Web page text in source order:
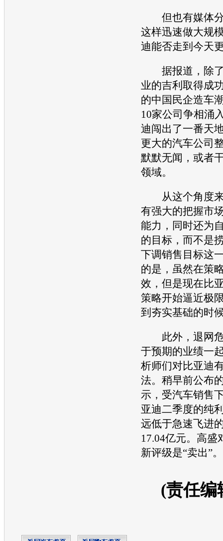
但也有媒体分
这样迅速做大规
迪能否走到今天
据报道，除了
业的吉利 取得成
的中国民企造车
10家公司争相涌
迪闯出了一番天
更大的汽车公司
默默无闻，或者
领域。
从这个角度
有强大的把握市
能力，同时还为
的目标，而不是
下调销售目标这
的是，虽然在策
效，但是现在比
策略开始逼近极
到夯实基础的时
此外，退网
于预期的业绩一
析师们对比亚迪
法。稍早前公布
示，受汽车销售
亚迪二季度的纯
远低于急速飞进
17.04亿元。高盛
新评级是“卖出”。
(责任编